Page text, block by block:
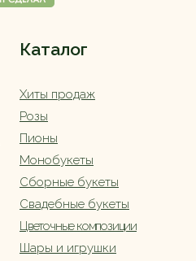
Каталог
Сборные букеты
Свадебные букеты
Хиты продаж
Монобукеты
Цветочные композиции
Шары и игрушки
Розы
Пионы